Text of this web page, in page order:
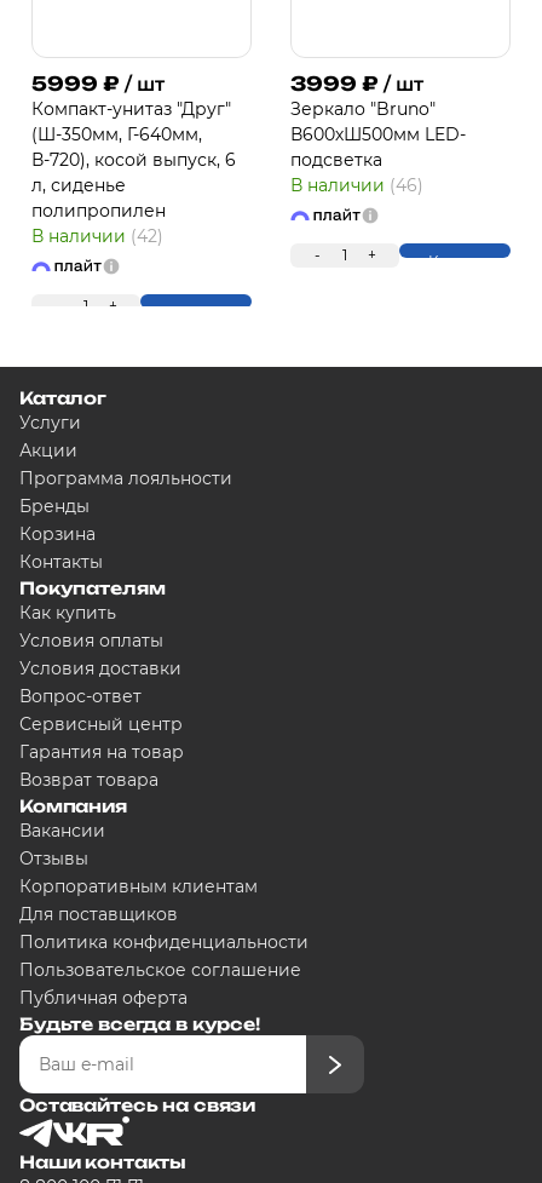
Получайте товар выбранный
Оставшиеся части будут
графику
5999 ₽ / шт
Компакт-унитаз "Друг"
(Ш-350мм, Г-640мм,
В-720), косой выпуск, 6
л, сиденье
полипропилен
В наличии (42)
1 + Купить
3999 ₽ / шт
Зеркало "Bruno"
В600хШ500мм LED-
подсветка
В наличии (46)
- 1 + Купить
Каталог
Услуги
Акции
Программа лояльности
Бренды
Корзина
Контакты
Покупателям
Как купить
Условия оплаты
Условия доставки
Вопрос-ответ
Сервисный центр
Гарантия на товар
Возврат товара
Компания
Вакансии
Отзывы
Корпоративным клиентам
Для поставщиков
Политика конфиденциальности
Пользовательское соглашение
Публичная оферта
Будьте всегда в курсе!
Оставайтесь на связи
Наши контакты